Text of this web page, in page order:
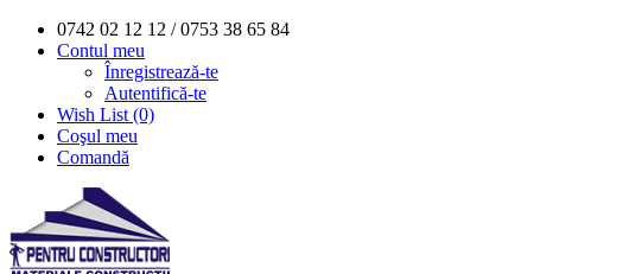
0742 02 12 12 / 0753 38 65 84
Contul meu
Înregistrează-te
Autentifică-te
Wish List (0)
Coşul meu
Comandă